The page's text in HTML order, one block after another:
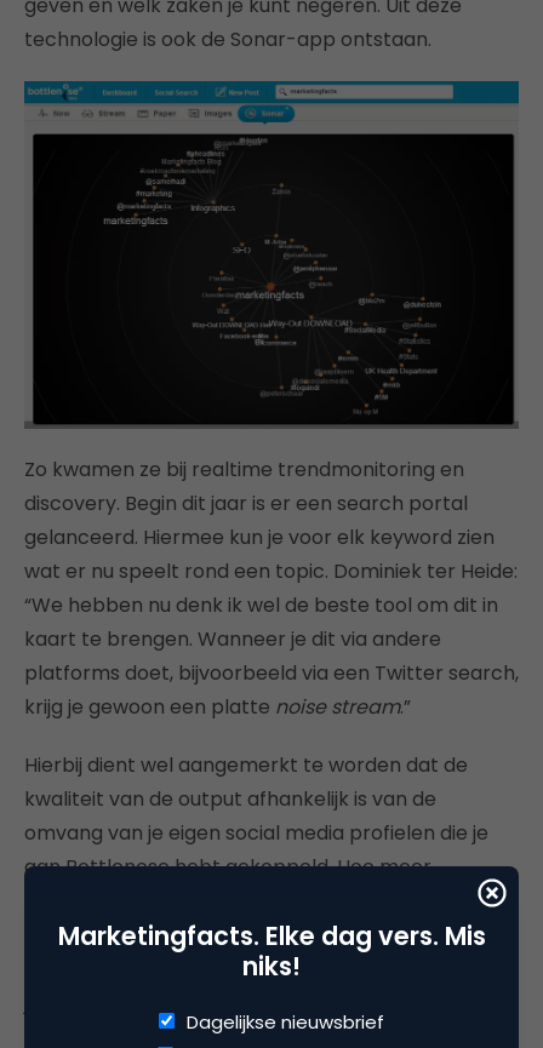
geven en welk zaken je kunt negeren. Uit deze
technologie is ook de Sonar-app ontstaan.
Zo kwamen ze bij realtime trendmonitoring en
discovery. Begin dit jaar is er een search portal
gelanceerd. Hiermee kun je voor elk keyword zien
wat er nu speelt rond een topic. Dominiek ter Heide:
“We hebben nu denk ik wel de beste tool om dit in
kaart te brengen. Wanneer je dit via andere
platforms doet, bijvoorbeeld via een Twitter search,
krijg je gewoon een platte noise stream.”
Hierbij dient wel aangemerkt te worden dat de
kwaliteit van de output afhankelijk is van de
omvang van je eigen social media profielen die je
aan Bottlenose hebt gekoppeld. Hoe meer
connecties, en vooral de mate waarin zij weer te
linken zijn aan topics waarnaar je zoekt, des te
meer data je terugkrijgt. De container waaronder al
Marketingfacts. Elke dag vers. Mis
niks!
Dagelijkse nieuwsbrief